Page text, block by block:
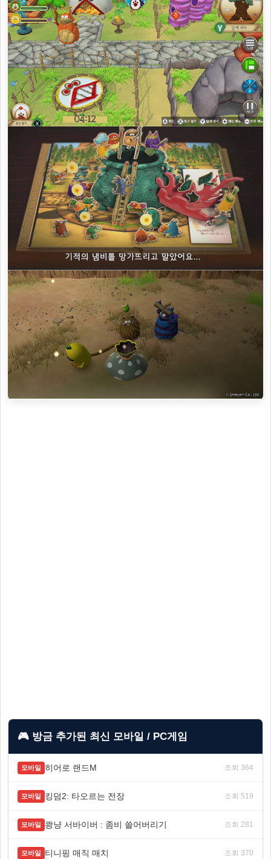
🎮 방금 추가된 최신 모바일 / PC게임
모바일 히어로 랜드M 조회 364
모바일 킹덤2: 타오르는 전장 조회 519
모바일 쾅냥 서바이버 : 좀비 쓸어버리기 조회 281
모바일 티니핑 매직 매치 조회 370